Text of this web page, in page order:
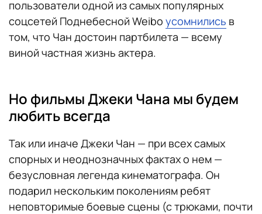
пользователи одной из самых популярных
соцсетей Поднебесной Weibo усомнились в
том, что Чан достоин партбилета — всему
виной частная жизнь актера.
Но фильмы Джеки Чана мы будем
любить всегда
Так или иначе Джеки Чан — при всех самых
спорных и неоднозначных фактах о нем —
безусловная легенда кинематографа. Он
подарил нескольким поколениям ребят
неповторимые боевые сцены (с трюками, почти